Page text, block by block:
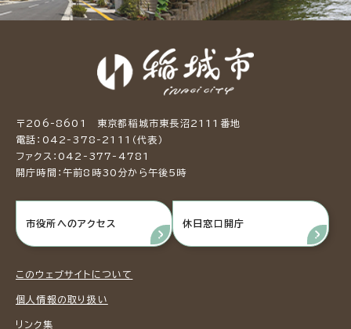
〒206-8601 東京都稲城市東長沼2111番地
電話：042-378-2111（代表）
ファクス：042-377-4781
開庁時間：午前8時30分から午後5時
市役所へのアクセス 休日窓口開庁
このウェブサイトについて
個人情報の取り扱い
リンク集